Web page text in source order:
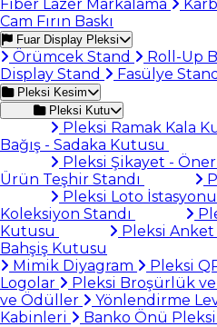
Fiber Lazer Markalama
Cam Fırın Baskı
Fuar Display Pleksi
Örümcek Stand Roll-Up
Display Stand
Fasülye Stand
Pleksi Kesim
Pleksi Kutu
Pleksi Ramak Kala
Bağış - Sadaka Kutusu
Pleksi Şikayet -
Ürün Teşhir Standı
Pleksi Loto İstasyonu
Koleksiyon Standı
Kutusu
Pleksi
Bahşiş Kutusu
Mimik Diyagram
Pleksi
Logolar
Pleksi Broşürlük
ve Ödüller
Yönlendirme
Kabinleri
Banko Önü